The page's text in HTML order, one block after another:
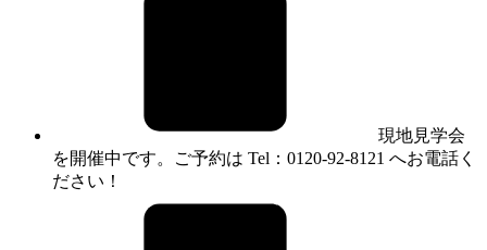
現地見学会
を開催中です。ご予約は Tel：0120-92-8121 へお電話く
ださい！